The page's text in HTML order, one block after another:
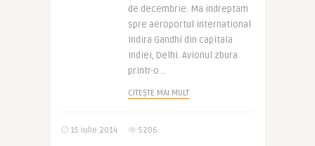
de decembrie. Ma indreptam
spre aeroportul international
Indira Gandhi din capitala
Indiei, Delhi. Avionul zbura
printr-o ..
CITEȘTE MAI MULT
15 iulie 2014 5206